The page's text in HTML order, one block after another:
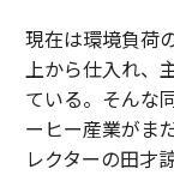
現在は環境負荷
上から仕入れ、
ている。そんな
ーヒー産業がま
レクターの田才